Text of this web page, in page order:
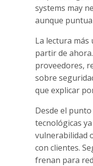
systems may
aunque
La lectura
partir de
proveedores,
sobre
que explicar
Desde el
tecnológicas
vulnerabilidad
con clientes.
frenan para